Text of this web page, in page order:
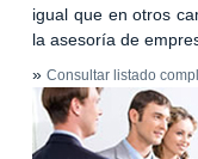
igual que en otros
la asesoría de
» Consultar listado